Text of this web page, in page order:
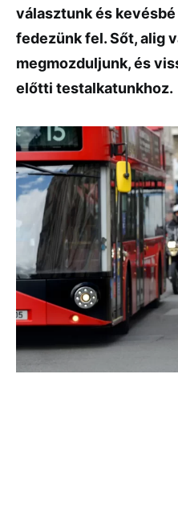
választunk és
fedezünk fel. Sőt, alig
megmozduljunk, és
előtti testalkatunkhoz.